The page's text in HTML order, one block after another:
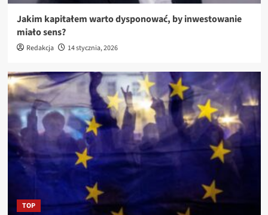
Jakim kapitałem warto dysponować, by inwestowanie
miało sens?
Redakcja 14 stycznia, 2026
TOP